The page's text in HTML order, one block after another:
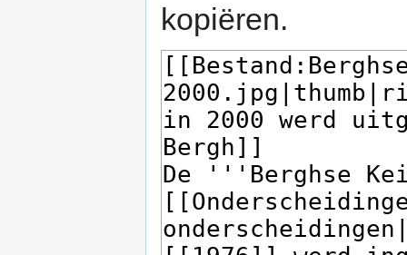
kopiëren.